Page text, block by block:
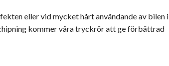
eller vid mycket hårt användande av bilen i
kommer våra tryckrör att ge förbättrad